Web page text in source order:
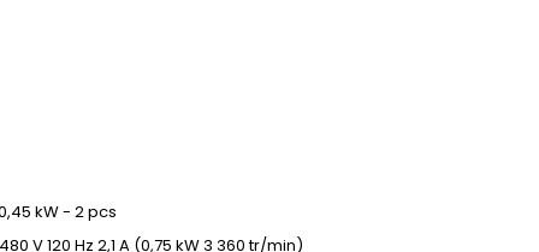
kW - 2 pcs
V 120 Hz 2,1 A (0,75 kW 3 360 tr/min)